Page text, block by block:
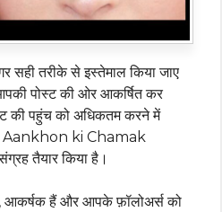
तरीके से इस्तेमाल किया जाए
पोस्ट की ओर आकर्षित कर
की पहुंच को अधिकतम करने में
Aankhon ki Chamak
तैयार किया है।
आकर्षक हैं और आपके फ़ॉलोअर्स को